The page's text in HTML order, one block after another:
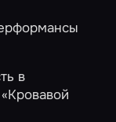
в
«Кровавой